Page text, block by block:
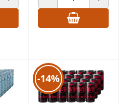
ANZAHL ERHÖHENANZAHL VERRINGERNANZAHL
-14%